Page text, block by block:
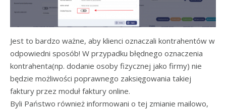
Jest to bardzo ważne, aby klienci oznaczali kontrahentów w
odpowiedni sposób! W przypadku błędnego oznaczenia
kontrahenta(np. dodanie osoby fizycznej jako firmy) nie
będzie możliwości poprawnego zaksięgowania takiej
faktury przez moduł faktury online.
Byli Państwo również informowani o tej zmianie mailowo,